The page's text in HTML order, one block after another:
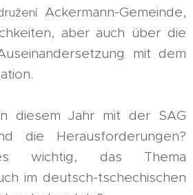
Ackermann-Gemeinde,
aber auch über die
mit dem
diesem Jahr mit der SAG
die Herausforderungen?
wichtig, das Thema
im deutsch-tschechischen